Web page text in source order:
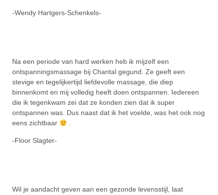
-Wendy Hartgers-Schenkels-
Na een periode van hard werken heb ik mijzelf een
ontspanningsmassage bij Chantal gegund. Ze geeft een
stevige en tegelijkertijd liefdevolle massage, die diep
binnenkomt en mij volledig heeft doen ontspannen. Iedereen
die ik tegenkwam zei dat ze konden zien dat ik super
ontspannen was. Dus naast dat ik het voelde, was het ook nog
eens zichtbaar
.
-Floor Slagter-
Wil je aandacht geven aan een gezonde levensstijl, laat